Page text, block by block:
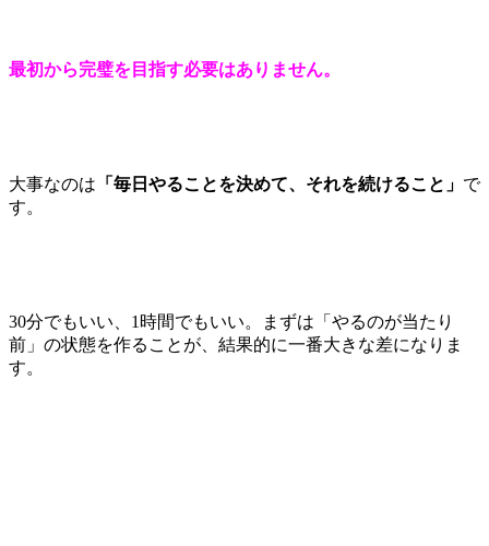
最初から完璧を目指す必要はありません。
大事なのは 「毎日やることを決めて、それを続けること」 で
す。
30分でもいい、1時間でもいい。まずは「やるのが当たり
前」の状態を作ることが、結果的に一番大きな差になりま
す。